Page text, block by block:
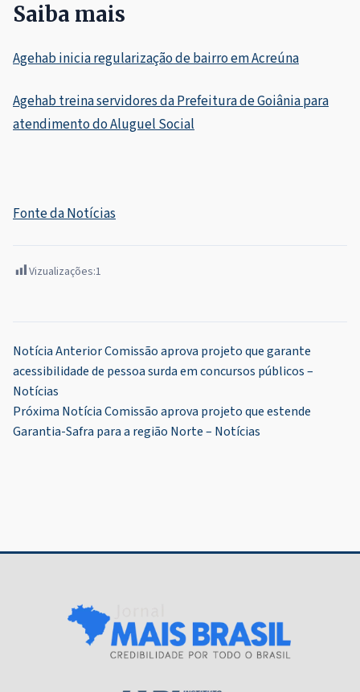
Saiba mais
Agehab inicia regularização de bairro em Acreúna
Agehab treina servidores da Prefeitura de Goiânia para
atendimento do Aluguel Social
Fonte da Notícias
Vizualizações:1
Navegação
de
Post
Notícia AnteriorComissão aprova projeto que garante
acessibilidade de pessoa surda em concursos públicos –
Notícias
Próxima NotíciaComissão aprova projeto que estende
Garantia-Safra para a região Norte – Notícias